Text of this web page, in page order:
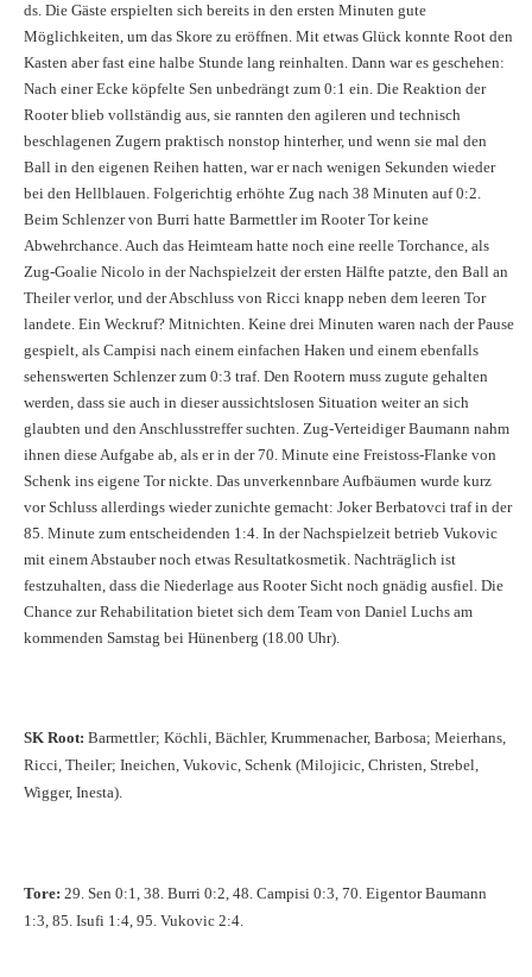
ds. Die Gäste erspielten sich bereits in den ersten Minuten gute
Möglichkeiten, um das Skore zu eröffnen. Mit etwas Glück konnte Root den
Kasten aber fast eine halbe Stunde lang reinhalten. Dann war es geschehen:
Nach einer Ecke köpfelte Sen unbedrängt zum 0:1 ein. Die Reaktion der
Rooter blieb vollständig aus, sie rannten den agileren und technisch
beschlagenen Zugern praktisch nonstop hinterher, und wenn sie mal den
Ball in den eigenen Reihen hatten, war er nach wenigen Sekunden wieder
bei den Hellblauen. Folgerichtig erhöhte Zug nach 38 Minuten auf 0:2.
Beim Schlenzer von Burri hatte Barmettler im Rooter Tor keine
Abwehrchance. Auch das Heimteam hatte noch eine reelle Torchance, als
Zug-Goalie Nicolo in der Nachspielzeit der ersten Hälfte patzte, den Ball an
Theiler verlor, und der Abschluss von Ricci knapp neben dem leeren Tor
landete. Ein Weckruf? Mitnichten. Keine drei Minuten waren nach der Pause
gespielt, als Campisi nach einem einfachen Haken und einem ebenfalls
sehenswerten Schlenzer zum 0:3 traf. Den Rootern muss zugute gehalten
werden, dass sie auch in dieser aussichtslosen Situation weiter an sich
glaubten und den Anschlusstreffer suchten. Zug-Verteidiger Baumann nahm
ihnen diese Aufgabe ab, als er in der 70. Minute eine Freistoss-Flanke von
Schenk ins eigene Tor nickte. Das unverkennbare Aufbäumen wurde kurz
vor Schluss allerdings wieder zunichte gemacht: Joker Berbatovci traf in der
85. Minute zum entscheidenden 1:4. In der Nachspielzeit betrieb Vukovic
mit einem Abstauber noch etwas Resultatkosmetik. Nachträglich ist
festzuhalten, dass die Niederlage aus Rooter Sicht noch gnädig ausfiel. Die
Chance zur Rehabilitation bietet sich dem Team von Daniel Luchs am
kommenden Samstag bei Hünenberg (18.00 Uhr).
SK Root: Barmettler; Köchli, Bächler, Krummenacher, Barbosa; Meierhans,
Ricci, Theiler; Ineichen, Vukovic, Schenk (Milojicic, Christen, Strebel,
Wigger, Inesta).
Tore: 29. Sen 0:1, 38. Burri 0:2, 48. Campisi 0:3, 70. Eigentor Baumann
1:3, 85. Isufi 1:4, 95. Vukovic 2:4.